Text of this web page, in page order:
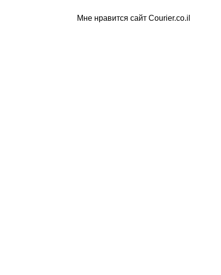
Мне нравится сайт Courier.co.il